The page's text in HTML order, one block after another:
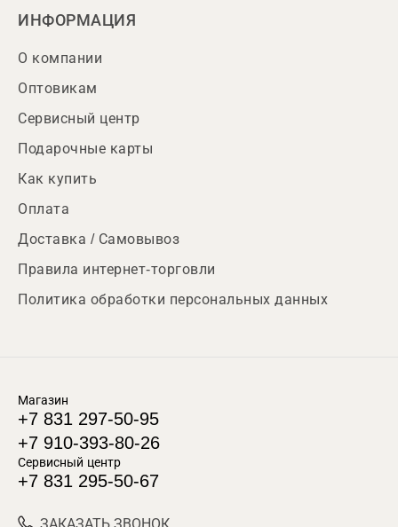
ИНФОРМАЦИЯ
О компании
Оптовикам
Сервисный центр
Подарочные карты
Как купить
Оплата
Доставка / Самовывоз
Правила интернет-торговли
Политика обработки персональных данных
Магазин
+7 831 297-50-95
+7 910-393-80-26
Сервисный центр
+7 831 295-50-67
ЗАКАЗАТЬ ЗВОНОК